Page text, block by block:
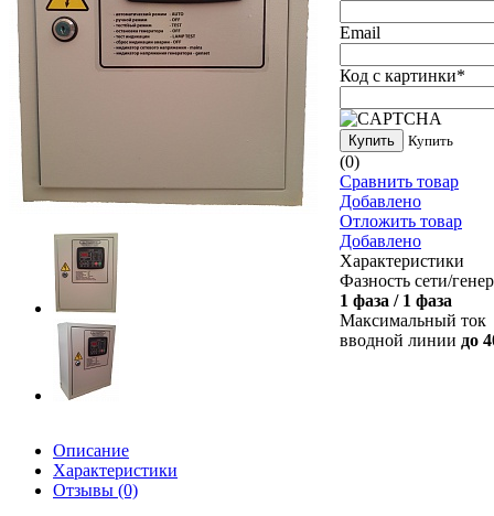
Email
Код с картинки*
Купить Купить
(0)
Сравнить товар
Добавлено
Отложить товар
Добавлено
Характеристики
Фазность сети/
1 фаза / 1 фаза
Максимальный ток
вводной линии до
Описание
Характеристики
Отзывы (0)